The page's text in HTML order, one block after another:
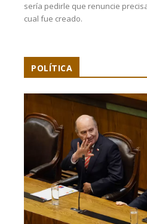
sería pedirle que renuncie
cual fue creado.
POLÍTICA